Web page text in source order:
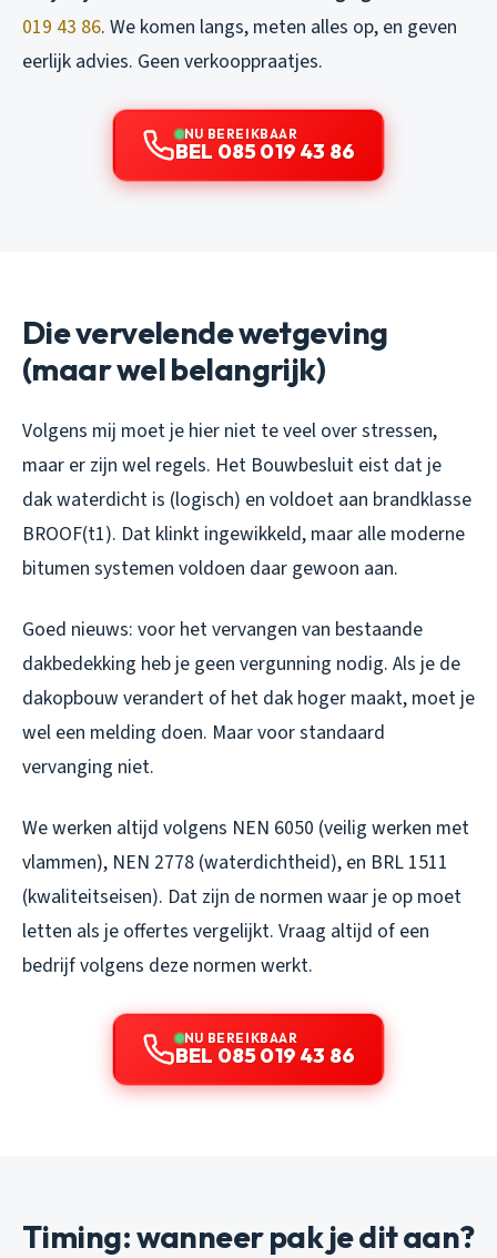
019 43 86. We komen langs, meten alles op, en geven
eerlijk advies. Geen verkooppraatjes.
NU BEREIKBAAR
BEL 085 019 43 86
Die vervelende wetgeving
(maar wel belangrijk)
Volgens mij moet je hier niet te veel over stressen,
maar er zijn wel regels. Het Bouwbesluit eist dat je
dak waterdicht is (logisch) en voldoet aan brandklasse
BROOF(t1). Dat klinkt ingewikkeld, maar alle moderne
bitumen systemen voldoen daar gewoon aan.
Goed nieuws: voor het vervangen van bestaande
dakbedekking heb je geen vergunning nodig. Als je de
dakopbouw verandert of het dak hoger maakt, moet je
wel een melding doen. Maar voor standaard
vervanging niet.
We werken altijd volgens NEN 6050 (veilig werken met
vlammen), NEN 2778 (waterdichtheid), en BRL 1511
(kwaliteitseisen). Dat zijn de normen waar je op moet
letten als je offertes vergelijkt. Vraag altijd of een
bedrijf volgens deze normen werkt.
NU BEREIKBAAR
BEL 085 019 43 86
Timing: wanneer pak je dit aan?